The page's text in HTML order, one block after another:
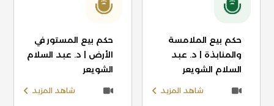
حكم بيع الملامسة
والمنابذة | د. عبد
السلام الشويعر
شاهد المزيد
حكم بيع المستور في
الأرض | د. عبد السلام
الشويعر
شاهد المزيد